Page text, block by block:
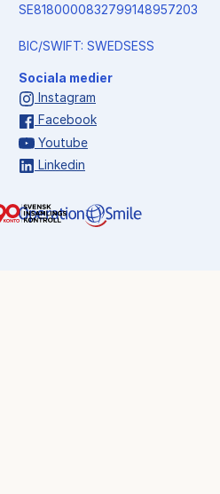
SE8180000832799148957203
BIC/SWIFT: SWEDSESS
Sociala medier
Instagram
Facebook
Youtube
Linkedin